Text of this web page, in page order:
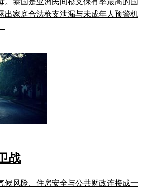
。泰国是亚洲民间枪支保有率最高的国
出家庭合法枪支泄漏与未成年人预警机
战
候风险、住房安全与公共财政连接成一